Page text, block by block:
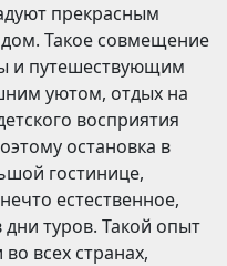
прекрасным
Такое совмещение
и путешествующим
уютом, отдых на
восприятия
остановка в
гостинице,
естественное,
туров. Такой опыт
всех странах,